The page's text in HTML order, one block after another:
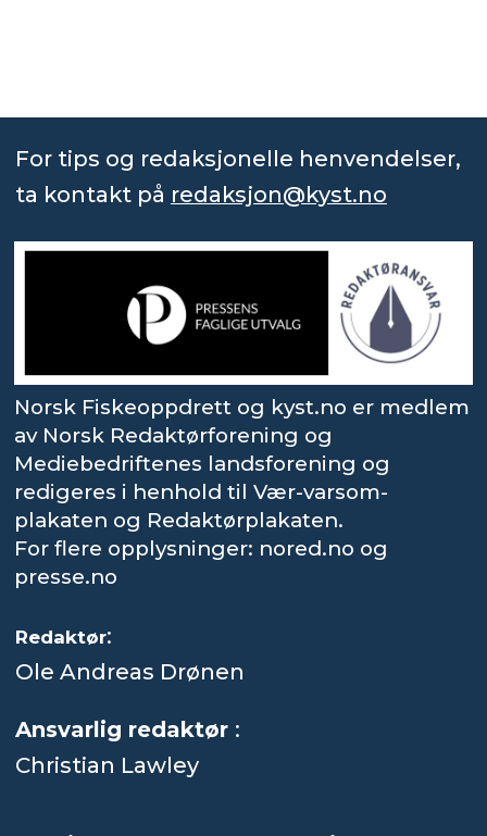
For tips og redaksjonelle henvendelser,
ta kontakt på redaksjon@kyst.no
Norsk Fiskeoppdrett og kyst.no er medlem
av Norsk Redaktørforening og
Mediebedriftenes landsforening og
redigeres i henhold til Vær-varsom-
plakaten og Redaktørplakaten.
For flere opplysninger: nored.no og
presse.no
Redaktør:
Ole Andreas Drønen
Ansvarlig redaktør :
Christian Lawley